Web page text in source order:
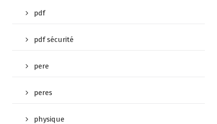
pdf
pdf sécurité
pere
peres
physique